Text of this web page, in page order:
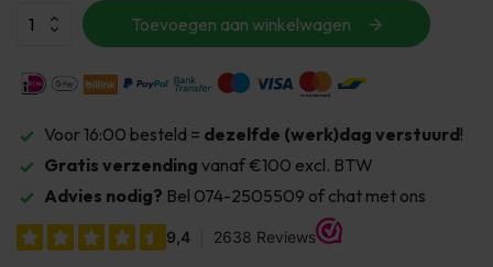
Toevoegen aan winkelwagen
Voor 16:00 besteld = dezelfde (werk)dag verstuurd!
Gratis verzending vanaf €100 excl. BTW
Advies nodig? Bel 074-2505509 of chat met ons